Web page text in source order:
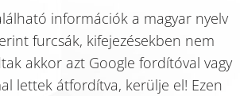
információk a magyar nyelv
furcsák, kifejezésekben nem
akkor azt Google fordítóval vagy
lettek átfordítva, kerülje el! Ezen